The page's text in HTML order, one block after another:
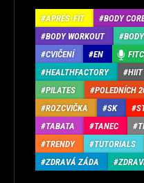
APRÉS-FIT BODY
BODY WORKOUT
CVIČENÍ
EN
HEALTHFACTORY
HIIT
PILATES
POLEDNÍCH
ROZCVIČKA
SK
TABATA
TANEC
TRENDY
TUTORIALS
ZDRAVÁ ZÁDA